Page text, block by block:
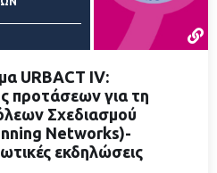
URBACT IV:
προτάσεων για τη
Σχεδιασμού
Networks)-
εκδηλώσεις